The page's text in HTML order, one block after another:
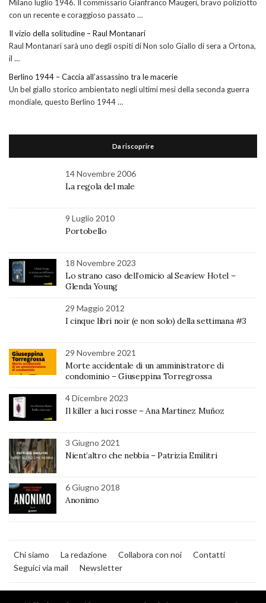
Milano luglio 1946. Il commissario Gianfranco Maugeri, bravo poliziotto
con un recente e coraggioso passato …
Il vizio della solitudine – Raul Montanari
Raul Montanari sarà uno degli ospiti di Non solo Giallo di sera a Ortona,
il …
Berlino 1944 – Caccia all’assassino tra le macerie
Un bel giallo storico ambientato negli ultimi mesi della seconda guerra
mondiale, questo Berlino 1944 …
Da riscoprire
14 Novembre 2006
La regola del male
9 Luglio 2010
Portobello
18 Novembre 2023
Lo strano caso dell’omicio al Seaview Hotel –
Glenda Young
29 Maggio 2012
I cinque libri noir (e non solo) della settimana #3
29 Novembre 2021
Morte accidentale di un amministratore di
condominio – Giuseppina Torregrossa
4 Dicembre 2023
Il killer a luci rosse – Ana Martinez Muñoz
3 Giugno 2021
Nient’altro che nebbia – Patrizia Emilitri
6 Giugno 2018
Anonimo
Chi siamo La redazione Collabora con noi
Contatti
Seguici via mail
Newsletter